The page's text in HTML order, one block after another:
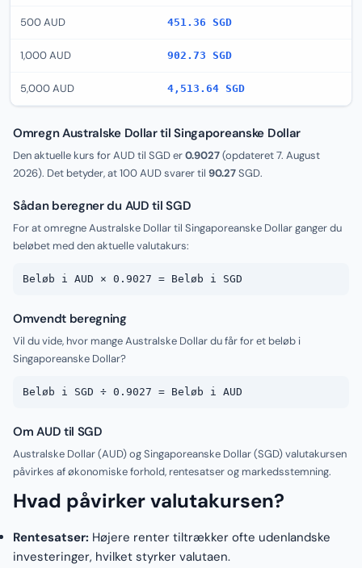
500 AUD 451.36 SGD
1,000 AUD 902.73 SGD
5,000 AUD 4,513.64 SGD
Omregn Australske Dollar til Singaporeanske Dollar
Den aktuelle kurs for AUD til SGD er0.9027(opdateret7. August
2026). Det betyder, at 100 AUD svarer til 90.27SGD.
Sådan beregner du AUD til SGD
For at omregne Australske Dollar til Singaporeanske Dollar ganger du
beløbet med den aktuelle valutakurs:
Beløb i AUD × 0.9027 = Beløb i SGD
Omvendt beregning
Vil du vide, hvor mange Australske Dollar du får for et beløb i
Singaporeanske Dollar?
Beløb i SGD ÷ 0.9027 = Beløb i AUD
Om AUD til SGD
Australske Dollar (AUD) og Singaporeanske Dollar (SGD) valutakursen
påvirkes af økonomiske forhold, rentesatser og markedsstemning.
Hvad påvirker valutakursen?
Rentesatser: Højere renter tiltrækker ofte udenlandske
investeringer, hvilket styrker valutaen.